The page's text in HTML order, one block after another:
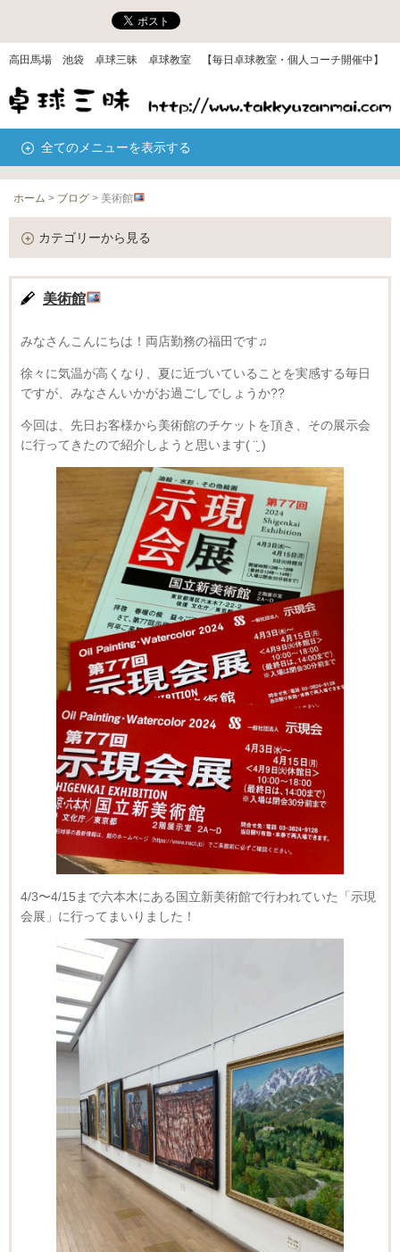
高田馬場 池袋 卓球三昧 卓球教室 【毎日卓球教室・個人コーチ開催中】
全てのメニューを表示する
ホーム > ブログ > 美術館
カテゴリーから見る
美術館
みなさんこんにちは！両店勤務の福田です♫
徐々に気温が高くなり、夏に近づいていることを実感する毎日
ですが、みなさんいかがお過ごしでしょうか??
今回は、先日お客様から美術館のチケットを頂き、その展示会
に行ってきたので紹介しようと思います( ¨̮ )
4/3〜4/15まで六本木にある国立新美術館で行われていた「示現
会展」に行ってまいりました！